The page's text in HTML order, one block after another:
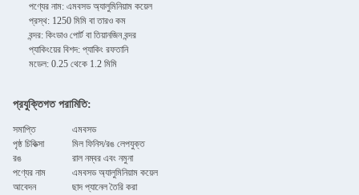
পণ্যের নাম: এমবসড অ্যালুমিনিয়াম কয়েল
প্রস্থ: 1250 মিমি বা তারও কম
বন্দর: কিংডাও পোর্ট বা তিয়ানজিন বন্দর
প্যাকিংয়ের বিশদ: প্যাকিং রফতানি
মডেল: 0.25 থেকে 1.2 মিমি
প্রযুক্তিগত পরামিতি:
সমাপ্তি
এমবসড
পৃষ্ঠ চিকিত্সা
মিল ফিনিস/রঙ লেপযুক্ত
রঙ
রাল নম্বর এবং নমুনা
পণ্যের নাম
এমবসড অ্যালুমিনিয়াম কয়েল
আবেদন
ছাদ প্যানেল তৈরি করা